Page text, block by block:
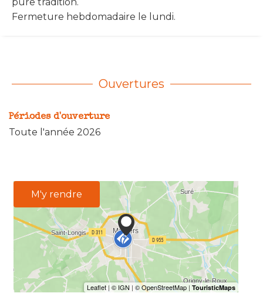
pure tradition.
Fermeture hebdomadaire le lundi.
Ouvertures
Périodes d'ouverture
Toute l'année 2026
M'y rendre